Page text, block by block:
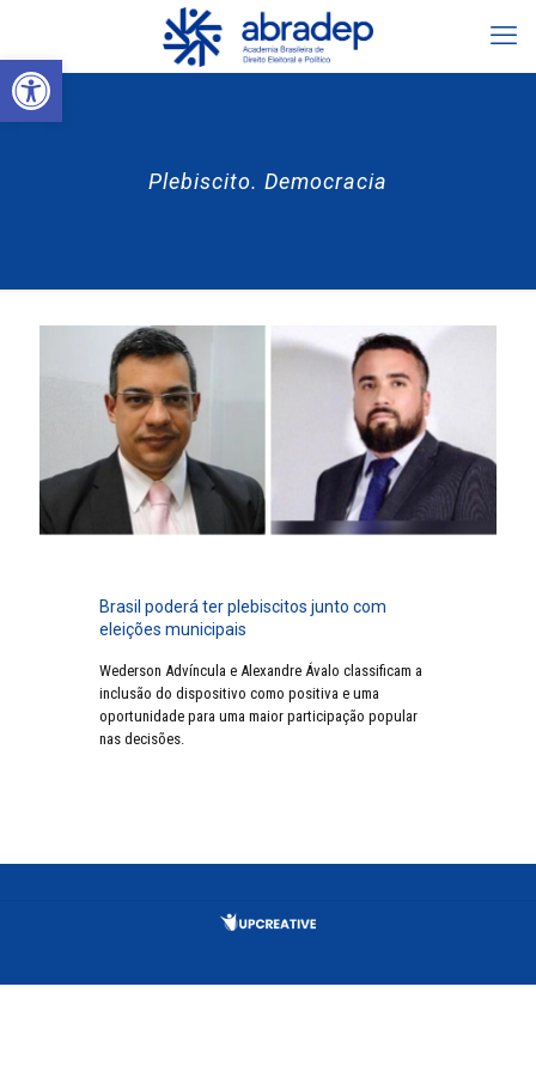
Abrir a barra de ferramentas
Plebiscito. Democracia
Brasil poderá ter plebiscitos junto com
eleições municipais
Wederson Advíncula e Alexandre Ávalo classificam a
inclusão do dispositivo como positiva e uma
oportunidade para uma maior participação popular
nas decisões.